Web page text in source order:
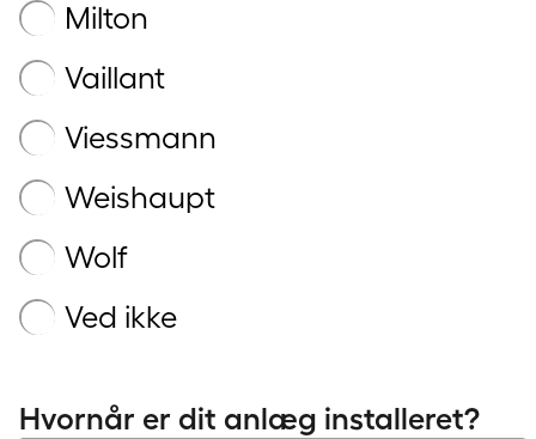
Milton
Vaillant
Viessmann
Weishaupt
Wolf
Ved ikke
Hvornår er dit anlæg installeret?